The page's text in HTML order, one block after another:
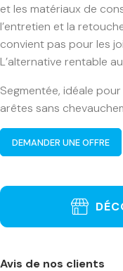
et les matériaux de
l’entretien et la
convient pas pour les
L’alternative rentable
Segmentée, idéale
arêtes sans
DEMANDER UNE OFFRE
Avis de nos clients